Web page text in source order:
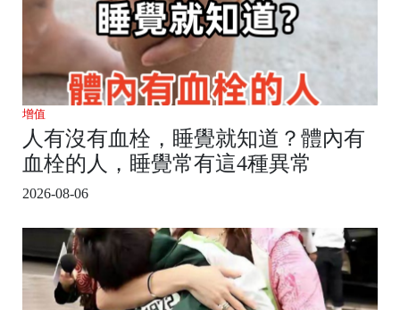
增值
人有沒有血栓，睡覺就知道？體內有
血栓的人，睡覺常有這4種異常
2026-08-06